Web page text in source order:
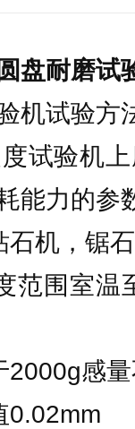
盘耐磨试
机试验方
试验机
能力的参
石机，锯
范围室
2000g感
0.02mm